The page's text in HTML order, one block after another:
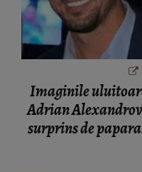
Imaginile
Adrian
surprins de